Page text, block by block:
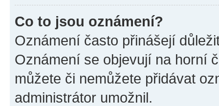
Co to jsou oznámení?
Oznámení často přinášejí
Oznámení se objevují na horní
můžete či nemůžete přidávat
administrátor umožnil.